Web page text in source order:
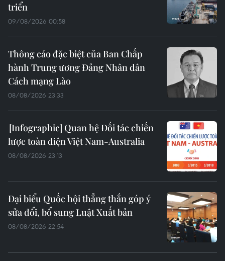
triển
09/08/2026 00:58
Thông cáo đặc biệt của Ban Chấp
hành Trung ương Đảng Nhân dân
Cách mạng Lào
08/08/2026 23:33
Quan hệ Đối tác chiến
lược toàn diện Việt Nam-Australia
08/08/2026 23:13
Đại biểu Quốc hội thẳng thắn góp ý
sửa đổi, bổ sung Luật Xuất bản
08/08/2026 22:54